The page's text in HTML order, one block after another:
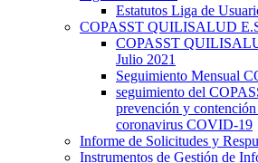
Estatutos Liga de
COPASST QUILISALUD
COPASST
Julio 2021
Seguimiento Mensual
seguimiento del
prevención y
coronavirus COVID-19
Informe de Solicitudes y
Instrumentos de Gestión de